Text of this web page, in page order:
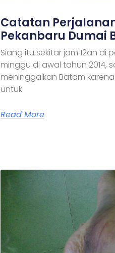
Catatan
Pekanbaru Dumai
Siang itu sekitar jam 12an di
minggu di awal tahun 2014,
meninggalkan Batam
untuk
Read More